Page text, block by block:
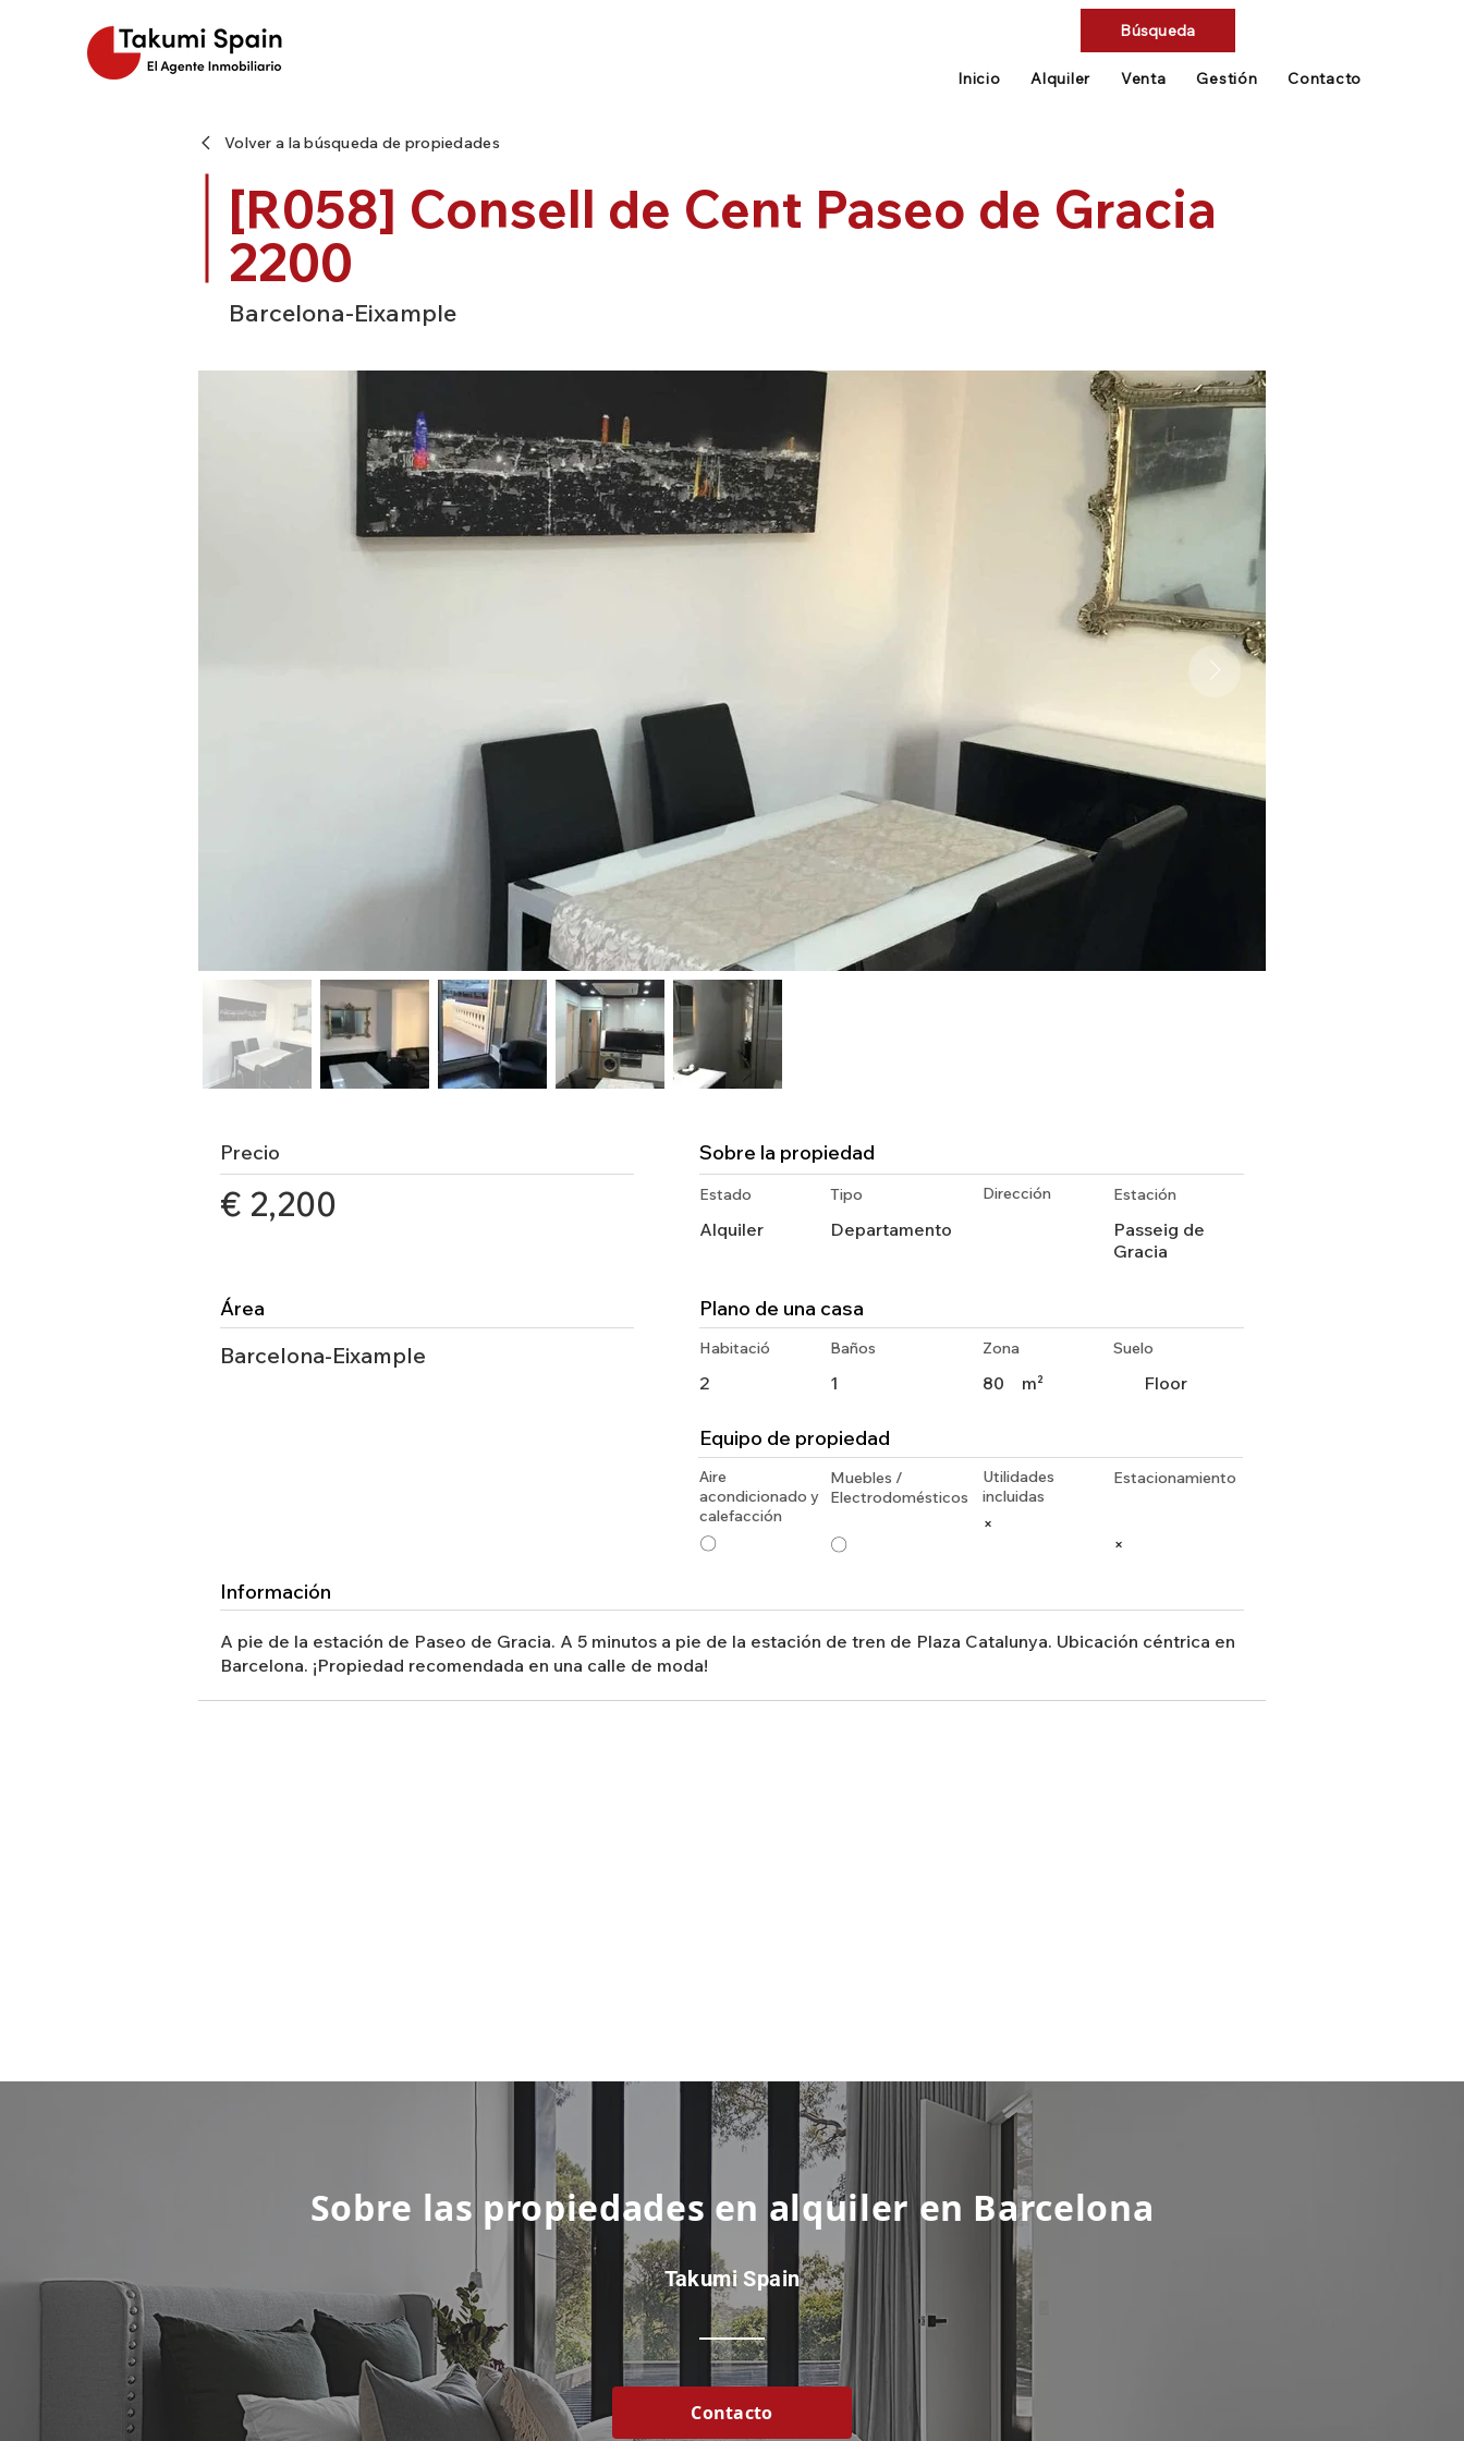
Búsqueda
Inicio Alquiler Venta Gestión Contacto
Volver a la búsqueda de propiedades
[R058] Consell de Cent Paseo de Gracia
2200
Barcelona-Eixample
Precio
€ 2,200
Área
Barcelona-Eixample
Sobre la propiedad
Estado
Alquiler
Tipo
Departamento
Dirección Estación
Passeig de
Gracia
Plano de una casa
Habitació Baños Zona Suelo
2 1 80 m² Floor
Equipo de propiedad
Aire
acondicionado y
calefacción
〇
Muebles /
Electrodomésticos
〇
Utilidades
incluidas
×
Estacionamiento
×
Información
A pie de la estación de Paseo de Gracia. A 5 minutos a pie de la estación de tren de Plaza Catalunya. Ubicación céntrica en
Barcelona. ¡Propiedad recomendada en una calle de moda!
Sobre las propiedades en alquiler en Barcelona
Takumi Spain
Contacto